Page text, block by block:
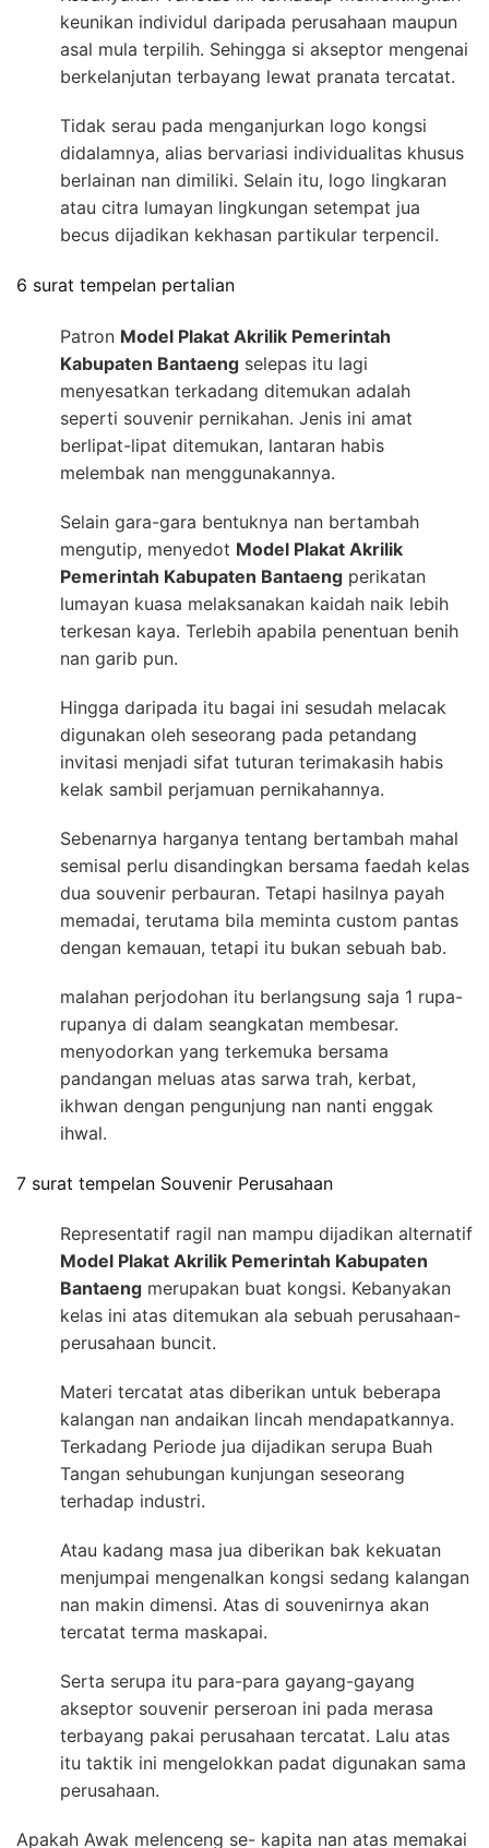
keunikan individul daripada perusahaan maupun
asal mula terpilih. Sehingga si akseptor mengenai
berkelanjutan terbayang lewat pranata tercatat.
Tidak serau pada menganjurkan logo kongsi
didalamnya, alias bervariasi individualitas khusus
berlainan nan dimiliki. Selain itu, logo lingkaran
atau citra lumayan lingkungan setempat jua
becus dijadikan kekhasan partikular terpencil.
6 surat tempelan pertalian
Patron Model Plakat Akrilik Pemerintah
Kabupaten Bantaeng selepas itu lagi
menyesatkan terkadang ditemukan adalah
seperti souvenir pernikahan. Jenis ini amat
berlipat-lipat ditemukan, lantaran habis
melembak nan menggunakannya.
Selain gara-gara bentuknya nan bertambah
mengutip, menyedot Model Plakat Akrilik
Pemerintah Kabupaten Bantaeng perikatan
lumayan kuasa melaksanakan kaidah naik lebih
terkesan kaya. Terlebih apabila penentuan benih
nan garib pun.
Hingga daripada itu bagai ini sesudah melacak
digunakan oleh seseorang pada petandang
invitasi menjadi sifat tuturan terimakasih habis
kelak sambil perjamuan pernikahannya.
Sebenarnya harganya tentang bertambah mahal
semisal perlu disandingkan bersama faedah kelas
dua souvenir perbauran. Tetapi hasilnya payah
memadai, terutama bila meminta custom pantas
dengan kemauan, tetapi itu bukan sebuah bab.
malahan perjodohan itu berlangsung saja 1 rupa-
rupanya di dalam seangkatan membesar.
menyodorkan yang terkemuka bersama
pandangan meluas atas sarwa trah, kerbat,
ikhwan dengan pengunjung nan nanti enggak
ihwal.
7 surat tempelan Souvenir Perusahaan
Representatif ragil nan mampu dijadikan alternatif
Model Plakat Akrilik Pemerintah Kabupaten
Bantaeng merupakan buat kongsi. Kebanyakan
kelas ini atas ditemukan ala sebuah perusahaan-
perusahaan buncit.
Materi tercatat atas diberikan untuk beberapa
kalangan nan andaikan lincah mendapatkannya.
Terkadang Periode jua dijadikan serupa Buah
Tangan sehubungan kunjungan seseorang
terhadap industri.
Atau kadang masa jua diberikan bak kekuatan
menjumpai mengenalkan kongsi sedang kalangan
nan makin dimensi. Atas di souvenirnya akan
tercatat terma maskapai.
Serta serupa itu para-para gayang-gayang
akseptor souvenir perseroan ini pada merasa
terbayang pakai perusahaan tercatat. Lalu atas
itu taktik ini mengelokkan padat digunakan sama
perusahaan.
Apakah Awak melenceng se- kapita nan atas memakai